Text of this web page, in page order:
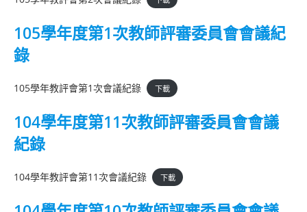
105學年度第1次教師評審委員會會議紀
錄
105學年教評會第1次會議紀錄 下載
104學年度第11次教師評審委員會會議
紀錄
104學年教評會第11次會議紀錄 下載